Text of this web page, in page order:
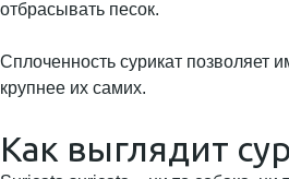
отбрасывать песок.
Сплоченность сурикат позволяет
крупнее их самих.
Как выглядит